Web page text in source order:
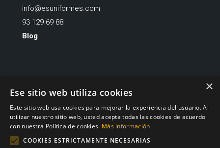
info@esuniformes.com
93 129 69 88
Blog
×
Ese sitio web utiliza cookies
Este sitio web usa cookies para mejorar la experiencia del usuario. Al
utilizar nuestro sitio web, usted acepta todas las cookies de acuerdo
con nuestra Política de cookies. Más información
COOKIES ESTRICTAMENTE NECESARIAS